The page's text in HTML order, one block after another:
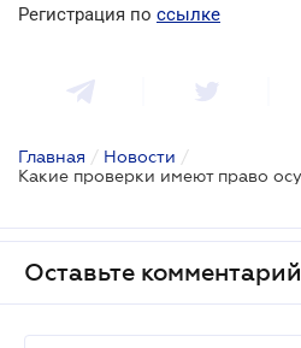
Регистрация по ссылке
Главная / Новости /
Оставьте комментарий